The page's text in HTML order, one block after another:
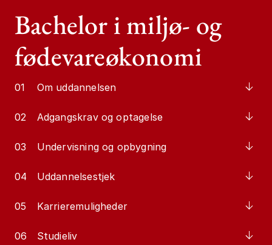
Bachelor i miljø- og
fødevareøkonomi
01 Om uddannelsen
02 Adgangskrav og optagelse
03 Undervisning og opbygning
04 Uddannelsestjek
05 Karrieremuligheder
06 Studieliv